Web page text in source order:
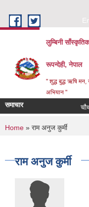
लुम्बिनी
रूपन्देही, नेपाल
" शुद्ध बुद्ध ऋषि मन,
अभियान "
समाचार
You are here
Home » राम अनुज कुर्मी
राम अनुज कुर्मी